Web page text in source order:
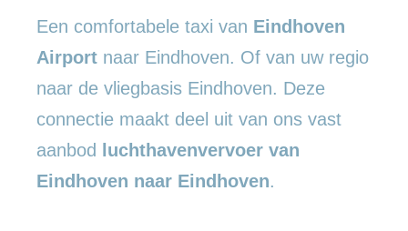
Een comfortabele taxi van Eindhoven
Airport naar Eindhoven. Of van uw regio
naar de vliegbasis Eindhoven. Deze
connectie maakt deel uit van ons vast
aanbod
luchthavenvervoer van
Eindhoven naar Eindhoven.